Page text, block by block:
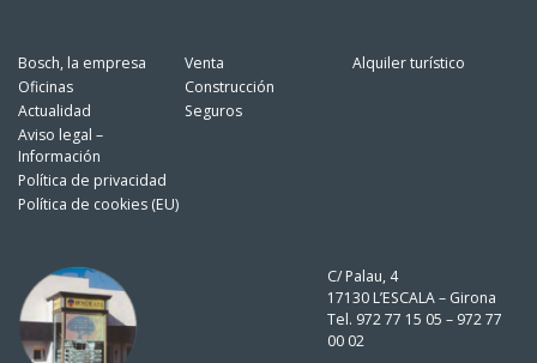
Bosch, la empresa
Oficinas
Actualidad
Aviso legal –
Información
Política de privacidad
Política de cookies (EU)
Venta
Construcción
Seguros
Alquiler turístico
C/ Palau, 4
17130 L’ESCALA – Girona
Tel. 972 77 15 05 – 972 77
00 02